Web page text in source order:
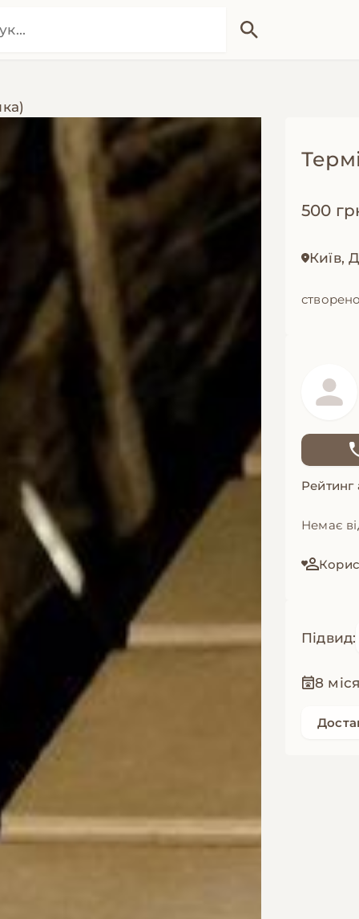
500
Київ,
Немає
Підвид:
8